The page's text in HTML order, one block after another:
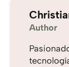
Author